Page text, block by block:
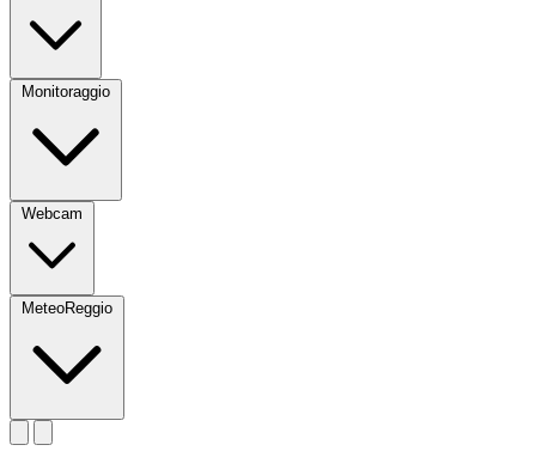
Monitoraggio
Webcam
MeteoReggio